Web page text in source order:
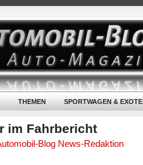
THEMEN SPORTWAGEN &
im Fahrbericht
Blog News-Redaktion